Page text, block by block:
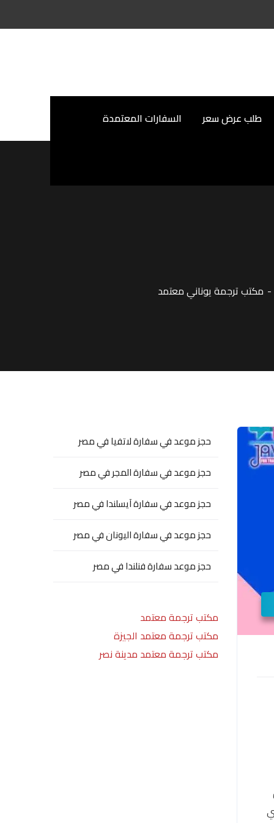
طلب عرض سعر السفارات المعتمدة
مكتب ترجمة يوناني معتمد
حجز موعد في سفارة لاتفيا في مصر
حجز موعد في سفارة المجر في مصر
حجز موعد في سفارة آيسلندا في مصر
حجز موعد في سفارة اليونان في مصر
حجز موعد سفارة فنلندا في مصر
مكتب ترجمة معتمد
مكتب ترجمة معتمد الجيزة
مكتب ترجمة معتمد مدينة نصر